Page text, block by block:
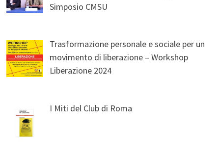
Simposio CMSU
Trasformazione personale e sociale per un
movimento di liberazione – Workshop
Liberazione 2024
I Miti del Club di Roma